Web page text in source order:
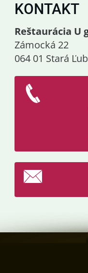
KONTAKT
Reštaurácia U
Zámocká 22
064 01 Stará